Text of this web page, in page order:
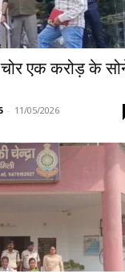
चोर एक करोड़ के
- 11/05/2026